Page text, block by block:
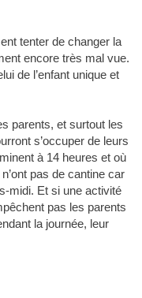
tenter de changer la
encore très mal vue.
de l’enfant unique et
parents, et surtout les
s’occuper de leurs
à 14 heures et où
pas de cantine car
midi. Et si une activité
pas les parents
la journée, leur